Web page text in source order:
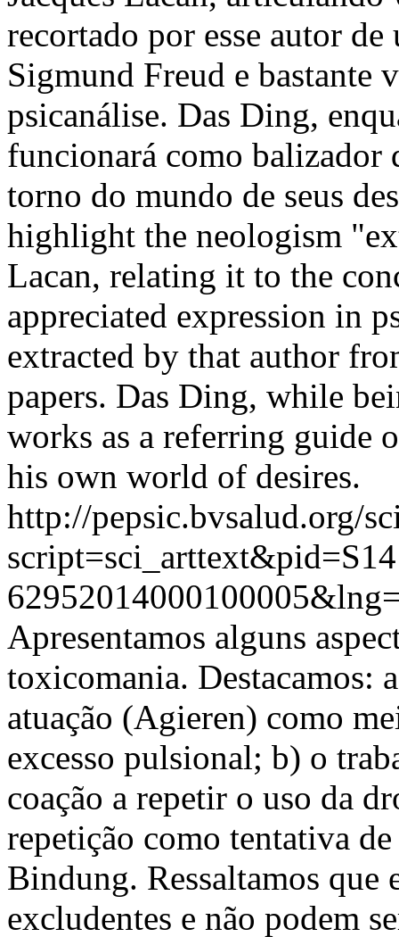
recortado por esse autor
Sigmund Freud e bastante
psicanálise. Das Ding,
funcionará como
torno do mundo de seus
highlight the neologism
Lacan, relating it to the
appreciated expression in
extracted by that author
papers. Das Ding, while
works as a referring guide
his own world of desires.
http://pepsic.bvsalud.org/
Apresentamos alguns
toxicomania. Destacamos:
atuação (Agieren) como
excesso pulsional; b) o
coação a repetir o uso da
repetição como tentativa
Bindung. Ressaltamos que
excludentes e não podem